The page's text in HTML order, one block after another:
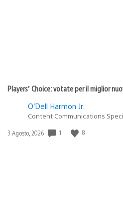
Players’ Choice: votate per il miglior
O’Dell Harmon Jr.
Content Communications
Data
3 Agosto, 2026 1 8